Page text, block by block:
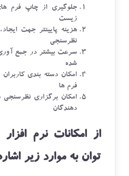
جلوگیری از چاپ فرم
زیست
هزینه پایینتر جهت
نظرسنجی
سرعت بیشتر در جمع
شده
امکان دسته بندی
فرم ها
امکان برگزاری
دهندگان
از امکانات نرم
توان به موارد زیر